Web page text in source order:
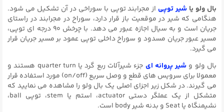
بال ولو یا شیر توپی از مجرابند توپی با سوراخی در آن تشکیل می شود.
هنگامی که شیر در موقعیت باز قرار دارد، سوراخ در مجرابند در راستای
جریان است و به سیال اجازه عبور می دهد. با چرخش ۹۰ درجه ای توپی،
مسیر عبور جریان مسدود و سوراخ داخلی توپی عمود بر مسیر جریان قرار
می گیرد.
بال ولو و شیر پروانه ای
جزء شیرآلات ربع گرد یا quarter turn هستند و
معمولا برای سرویس های قطع و وصل سریع (on/off) مورد استفاده قرار
می گیرند. در شکل زیر اجزای اصلی یک بال ولو را مشاهده می نمایید که
متشکل از یک عملگر دستی actuator، استم یا stem، توپی ball،
نشیمنگاه یا Seat و بدنه شیر body است.